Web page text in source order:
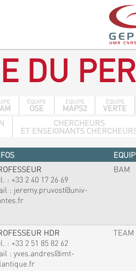
DU
ÉQUIPE
OSE
ÉQUIPE
MAPS2
ÉQUIPE
VERTE
CHERCHEURS
ET ENSEIGNANTS
: +33 2 40 17 26 69
: jeremy.pruvost@univ-
BAM
HDR
: +33 2 51 85 82 62
: yves.andres@imt-
TEAM